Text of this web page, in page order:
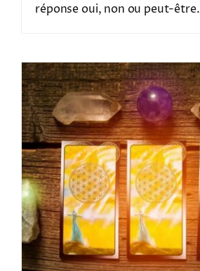
réponse oui, non ou peut-être.